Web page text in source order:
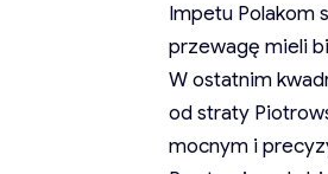
Impetu Polakom
przewagę mieli
W ostatnim
od straty
mocnym i